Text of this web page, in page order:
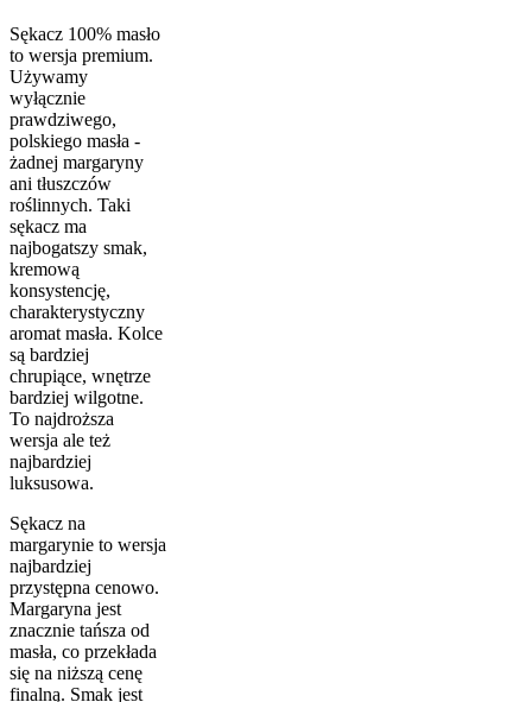
Sękacz 100% masło
to wersja premium.
Używamy
wyłącznie
prawdziwego,
polskiego masła -
żadnej margaryny
ani tłuszczów
roślinnych. Taki
sękacz ma
najbogatszy smak,
kremową
konsystencję,
charakterystyczny
aromat masła. Kolce
są bardziej
chrupiące, wnętrze
bardziej wilgotne.
To najdroższa
wersja ale też
najbardziej
luksusowa.
Sękacz na
margarynie to wersja
najbardziej
przystępna cenowo.
Margaryna jest
znacznie tańsza od
masła, co przekłada
się na niższą cenę
finalną. Smak jest